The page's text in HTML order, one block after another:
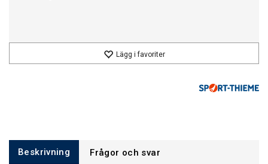
Lägg i favoriter
Beskrivning Frågor och svar